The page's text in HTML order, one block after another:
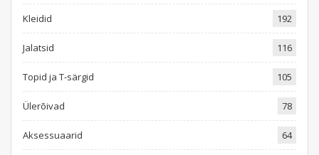
Kleidid 192
Jalatsid 116
Topid ja T-särgid 105
Ülerõivad 78
Aksessuaarid 64